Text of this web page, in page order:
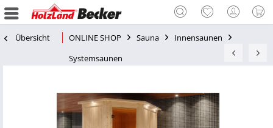
Übersicht ONLINE SHOP Sauna
Innensaunen
Systemsaunen